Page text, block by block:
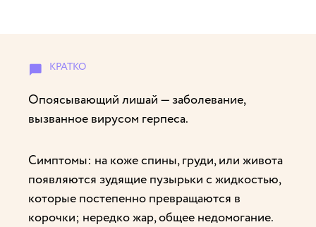
Опоясывающий лишай — заболевание,
вызванное вирусом герпеса.
Симптомы: на коже спины, груди, или живота
появляются зудящие пузырьки с жидкостью,
которые постепенно превращаются в
корочки; нередко жар, общее недомогание.